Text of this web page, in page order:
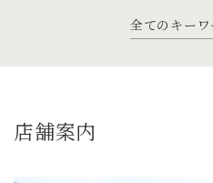
全てのキー
店舗案内